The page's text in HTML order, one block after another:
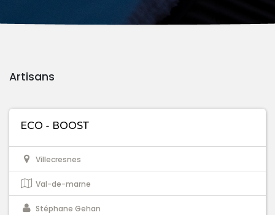
Artisans
ECO - BOOST
Villecresnes
Val-de-marne
Stéphane Gehan